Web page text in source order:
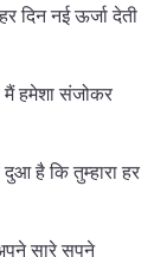
दिन नई ऊर्जा देती
मैं हमेशा संजोकर
है कि तुम्हारा हर
सारे सपने